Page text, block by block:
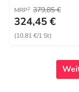
MRP2 379,85 €
324,45 €
(10,81 €/1 St)